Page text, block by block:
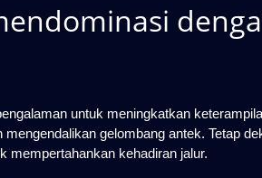
untuk meningkatkan
gelombang antek. Tetap
mempertahankan kehadiran jalur.